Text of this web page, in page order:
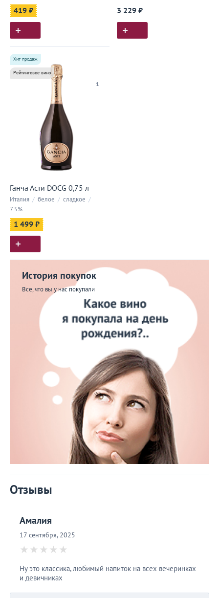
419 ₽ 3 229 ₽
1
Хит продаж
Рейтинговое вино
Ганча Асти DOCG 0,75 л
Италия / белое / сладкое /
7.5%
1 499 ₽
История покупок
Все, что вы у нас покупали
Отзывы
Амалия
17 сентября, 2025
Ну это классика, любимый напиток на всех вечеринках
и девичниках